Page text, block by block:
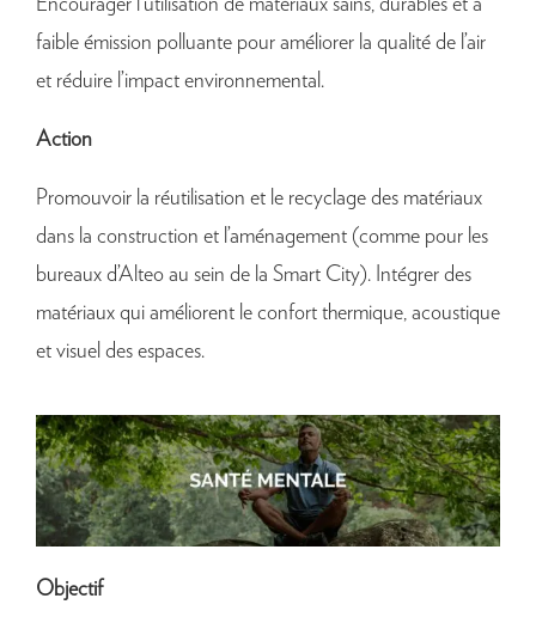
Encourager l’utilisation de matériaux sains, durables et à
faible émission polluante pour améliorer la qualité de l’air
et réduire l’impact environnemental.
Action
Promouvoir la réutilisation et le recyclage des matériaux
dans la construction et l’aménagement (comme pour les
bureaux d’Alteo au sein de la Smart City). Intégrer des
matériaux qui améliorent le confort thermique, acoustique
et visuel des espaces.
Objectif